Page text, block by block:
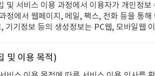
및 서비스 이용 과정에서 이용자가 개인정
정에서 웹페이지, 메일, 팩스, 전화 등을 통
기기정보 등의 생성정보는 PC웹, 모바일웹
및 이용 목적)